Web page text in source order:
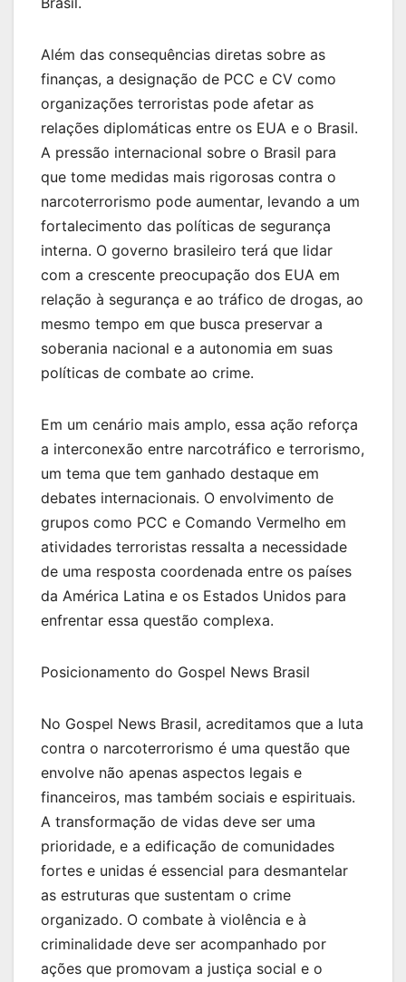
Além das consequências diretas sobre as
finanças, a designação de PCC e CV como
organizações terroristas pode afetar as
relações diplomáticas entre os EUA e o Brasil.
A pressão internacional sobre o Brasil para
que tome medidas mais rigorosas contra o
narcoterrorismo pode aumentar, levando a um
fortalecimento das políticas de segurança
interna. O governo brasileiro terá que lidar
com a crescente preocupação dos EUA em
relação à segurança e ao tráfico de drogas, ao
mesmo tempo em que busca preservar a
soberania nacional e a autonomia em suas
políticas de combate ao crime.
Em um cenário mais amplo, essa ação reforça
a interconexão entre narcotráfico e terrorismo,
um tema que tem ganhado destaque em
debates internacionais. O envolvimento de
grupos como PCC e Comando Vermelho em
atividades terroristas ressalta a necessidade
de uma resposta coordenada entre os países
da América Latina e os Estados Unidos para
enfrentar essa questão complexa.
Posicionamento do Gospel News Brasil
No Gospel News Brasil, acreditamos que a luta
contra o narcoterrorismo é uma questão que
envolve não apenas aspectos legais e
financeiros, mas também sociais e espirituais.
A transformação de vidas deve ser uma
prioridade, e a edificação de comunidades
fortes e unidas é essencial para desmantelar
as estruturas que sustentam o crime
organizado. O combate à violência e à
criminalidade deve ser acompanhado por
ações que promovam a justiça social e o